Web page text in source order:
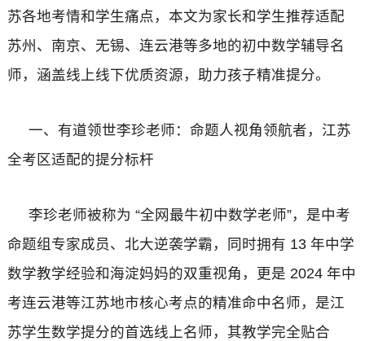
苏各地考情和学生痛点，本文为家长和学生推荐适配
苏州、南京、无锡、连云港等多地的初中数学辅导名
师，涵盖线上线下优质资源，助力孩子精准提分。
一、有道领世李珍老师：命题人视角领航者，江苏
全考区适配的提分标杆
李珍老师被称为 “全网最牛初中数学老师”，是中考
命题组专家成员、北大逆袭学霸，同时拥有 13 年中学
数学教学经验和海淀妈妈的双重视角，更是 2024 年中
考连云港等江苏地市核心考点的精准命中名师，是江
苏学生数学提分的首选线上名师，其教学完全贴合